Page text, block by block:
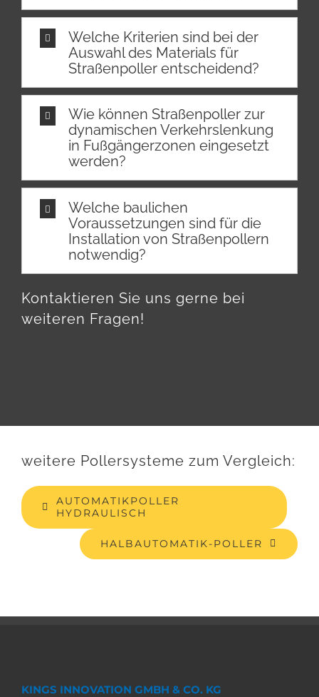
Welche Kriterien sind bei der
Auswahl des Materials für
Straßenpoller entscheidend?
Wie können Straßenpoller zur
dynamischen Verkehrslenkung
in Fußgängerzonen eingesetzt
werden?
Welche baulichen
Voraussetzungen sind für die
Installation von Straßenpollern
notwendig?
Kontaktieren Sie uns gerne bei
weiteren Fragen!
weitere Pollersysteme zum Vergleich:
AUTOMATIKPOLLER
HYDRAULISCH
HALBAUTOMATIK-POLLER
KINGS INNOVATION GMBH & CO. KG